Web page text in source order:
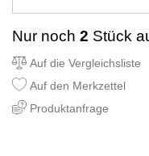
Nur noch 2 Stück
Auf die Vergleichsliste
Auf den Merkzettel
Produktanfrage